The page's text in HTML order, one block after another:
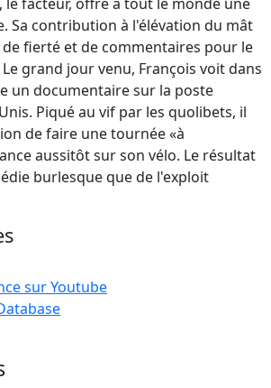
Sa contribution à l'élévation du mât
fierté et de commentaires pour le
grand jour venu, François voit dans
un documentaire sur la poste
Piqué au vif par les quolibets, il
de faire une tournée «à
aussitôt sur son vélo. Le résultat
burlesque que de l'exploit
sur Youtube